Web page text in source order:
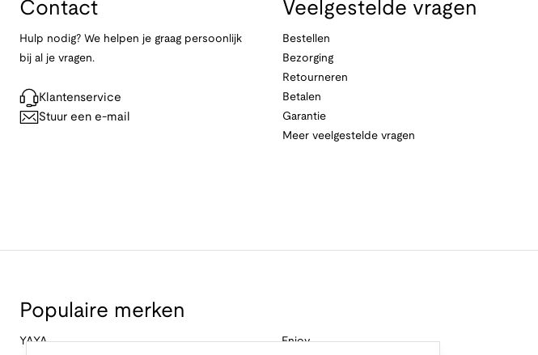
Contact
Hulp nodig? We helpen je graag persoonlijk
bij al je vragen.
Klantenservice
Stuur een e-mail
Veelgestelde vragen
Bestellen
Bezorging
Retourneren
Betalen
Garantie
Meer veelgestelde vragen
Populaire merken
YAYA Enjoy